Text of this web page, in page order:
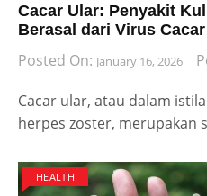
Cacar Ular: Penyakit
Berasal dari Virus
Posted On: January 16, 2026
Cacar ular, atau dalam
herpes zoster, merupakan
HEALTH